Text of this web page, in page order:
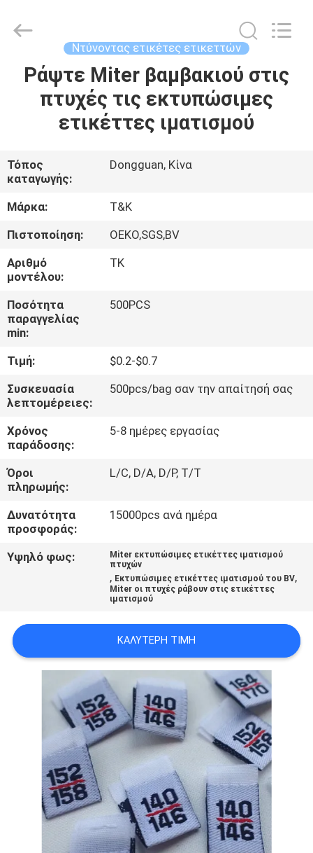
ΣΠΊΤΙ
ΠΡΟΪΌΝΤΑ
ΠΕΡΊΠΟΥ
ΕΜΕΊΣ
ΓΎΡΟΣ
ΕΡΓΟΣΤΑΣΊΩΝ
ΠΟΙΟΤΙΚΌΣ
ΈΛΕΓΧΟΣ
ΜΑΣ
ΕΛΆΤΕ
ΕΠΑΦΉ
ΜΕ
ΖΗΤΉΣΤΕ
ΈΝΑ
ΑΠΌΣΠΑΣΜΑ
PRIVACY
POLICY
Accessories
Co.,Ltd.
Ντύνοντας ετικέτες ετικεττών
Ράψτε Miter βαμβακιού στις
πτυχές τις εκτυπώσιμες
ετικέττες ιματισμού
Τόπος
καταγωγής:
Dongguan, Κίνα
Μάρκα:
T&K
Πιστοποίηση:
OEKO,SGS,BV
Αριθμό
μοντέλου:
TK
Ποσότητα
παραγγελίας
min:
500PCS
Τιμή:
$0.2-$0.7
Συσκευασία
λεπτομέρειες:
500pcs/bag σαν την απαίτησή σας
Χρόνος
παράδοσης:
5-8 ημέρες εργασίας
Όροι
πληρωμής:
L/C, D/A, D/P, T/T
Δυνατότητα
προσφοράς:
15000pcs ανά ημέρα
Υψηλό φως:
Miter εκτυπώσιμες ετικέττες ιματισμού
πτυχών
, Εκτυπώσιμες ετικέττες ιματισμού του BV,
Miter οι πτυχές ράβουν στις ετικέττες
ιματισμού
ΚΑΛΎΤΕΡΗ ΤΙΜΉ